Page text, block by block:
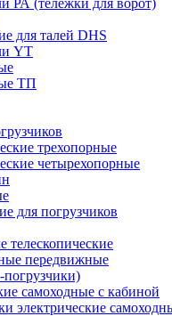
РА (тележки для ворот)
для талей DHS
YT
ТП
трехопорные
четырехопорные
для погрузчиков
передвижные
самоходные с кабиной
электрические